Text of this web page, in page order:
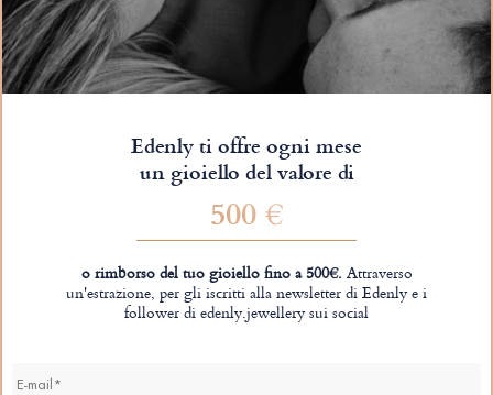
Edenly ti offre ogni mese
un gioiello del valore di
500 €
o rimborso del tuo gioiello fino a 500€.Attraverso
un'estrazione, per gli iscritti alla newsletter di Edenly e i
follower di edenly.jewellery sui social